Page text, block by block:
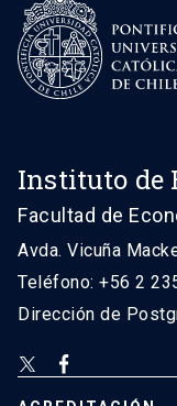
Instituto de
Facultad de
Avda. Vicuña
Teléfono: +56 2
Dirección de